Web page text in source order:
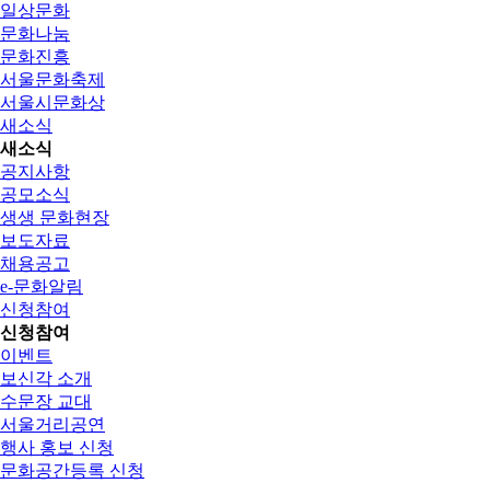
일상문화
문화나눔
문화진흥
서울문화축제
서울시문화상
새소식
새소식
공지사항
공모소식
생생 문화현장
보도자료
채용공고
e-문화알림
신청참여
신청참여
이벤트
보신각 소개
수문장 교대
서울거리공연
행사 홍보 신청
문화공간등록 신청